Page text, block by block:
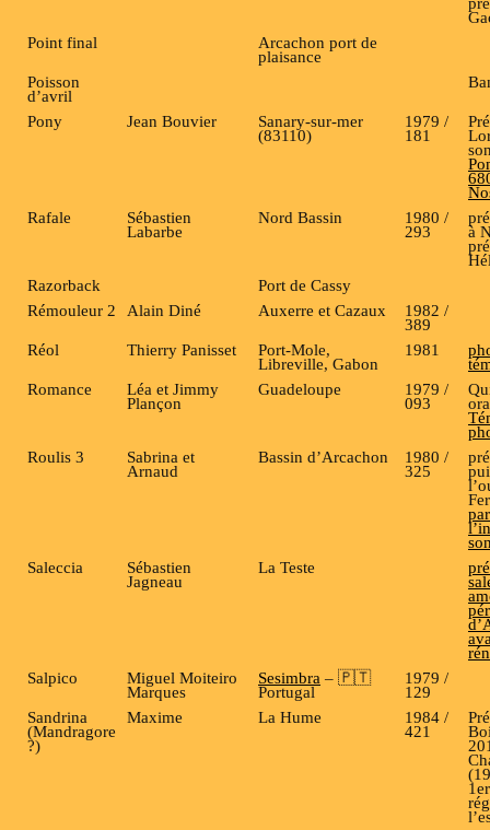
Point final
Arcachon port de
plaisance
Poisson
d’avril
Pony Jean Bouvier Sanary-sur-mer
(83110)
1979 /
181
Rafale
Sébastien
Labarbe
Nord Bassin 1980 /
293 à
Razorback
Port de Cassy
Rémouleur 2
Alain Diné Auxerre et Cazaux 1982 /
389
Réol
Thierry Panisset Port-Mole,
Libreville, Gabon
1981
Romance
Léa et Jimmy
Plançon
Guadeloupe 1979 /
093
Roulis 3
Sabrina et
Arnaud
Bassin d’Arcachon 1980 /
325
Saleccia
Sébastien
Jagneau
La Teste
Salpico
Miguel Moiteiro
Marques
Sesimbra – 🇵🇹
Portugal
1979 /
129
Sandrina
(Mandragore
?)
Maxime La Hume 1984 /
421